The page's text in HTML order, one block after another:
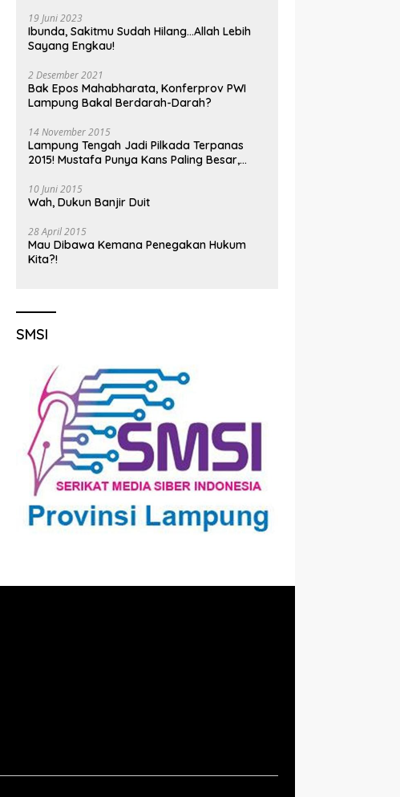
19 Juni 2023
Ibunda, Sakitmu Sudah Hilang…Allah Lebih
Sayang Engkau!
2 Desember 2021
Bak Epos Mahabharata, Konferprov PWI
Lampung Bakal Berdarah-Darah?
14 November 2015
Lampung Tengah Jadi Pilkada Terpanas
2015! Mustafa Punya Kans Paling Besar,
10 Juni 2015
Wah, Dukun Banjir Duit
28 April 2015
Mau Dibawa Kemana Penegakan Hukum
Kita?!
SMSI